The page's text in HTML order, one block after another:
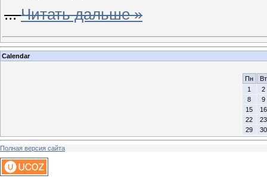
...Читать дальше »
Calendar
Пн
Вт
1
2
8
9
15
16
22
23
29
30
Полная версия сайта